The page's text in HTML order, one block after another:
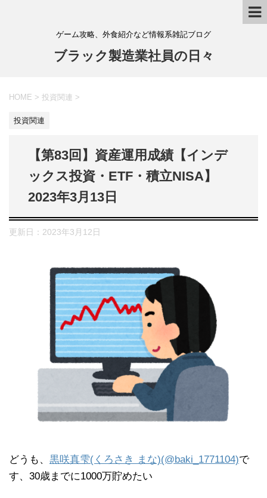
ゲーム攻略、外食紹介など情報系雑記ブログ
ブラック製造業社員の日々
HOME > 投資関連 >
投資関連
【第83回】資産運用成績【インデ
ックス投資・ETF・積立NISA】
2023年3月13日
更新日： 2023年3月12日
どうも、 黒咲真雫(くろさき まな)(@baki_1771104)で
す、30歳までに1000万貯めたい